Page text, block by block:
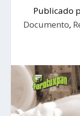
Publicado
Documento,